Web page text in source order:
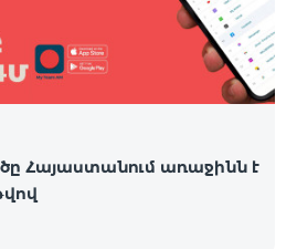
Հայաստանում առաջինն է